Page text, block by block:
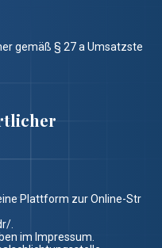
gemäß § 27 a Umsatzste
Plattform zur Online-Str
.
im Impressum.